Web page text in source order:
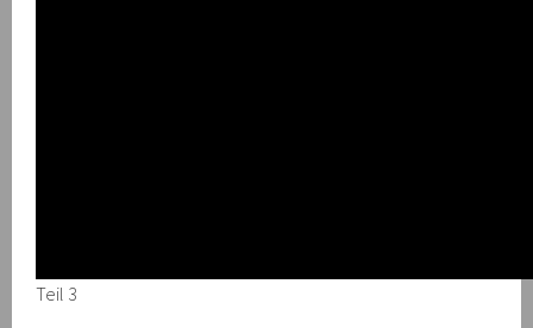
Teil 3